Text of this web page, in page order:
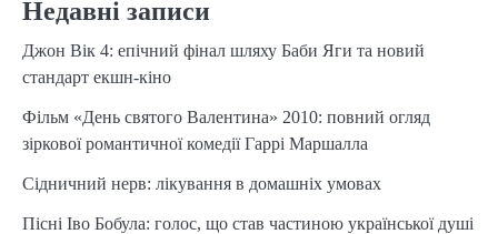
Недавні записи
Джон Вік 4: епічний фінал шляху Баби Яги та новий
стандарт екшн-кіно
Фільм «День святого Валентина» 2010: повний огляд
зіркової романтичної комедії Гаррі Маршалла
Сідничний нерв: лікування в домашніх умовах
Пісні Іво Бобула: голос, що став частиною української душі